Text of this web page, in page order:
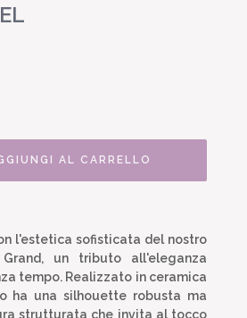
AL CARRELLO
l'estetica sofisticata del nostro
un tributo all'eleganza
tempo. Realizzato in ceramica
ha una silhouette robusta ma
strutturata che invita al tocco